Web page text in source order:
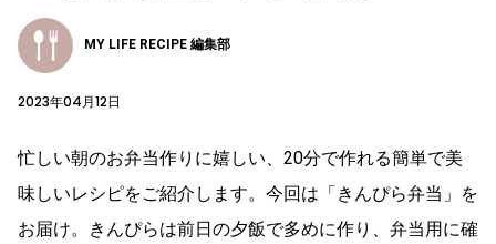
MY LIFE RECIPE 編集部
2023年04月12日
忙しい朝のお弁当作りに嬉しい、20分で作れる簡単で美
味しいレシピをご紹介します。今回は「きんぴら弁当」を
お届け。きんぴらは前日の夕飯で多めに作り、弁当用に確